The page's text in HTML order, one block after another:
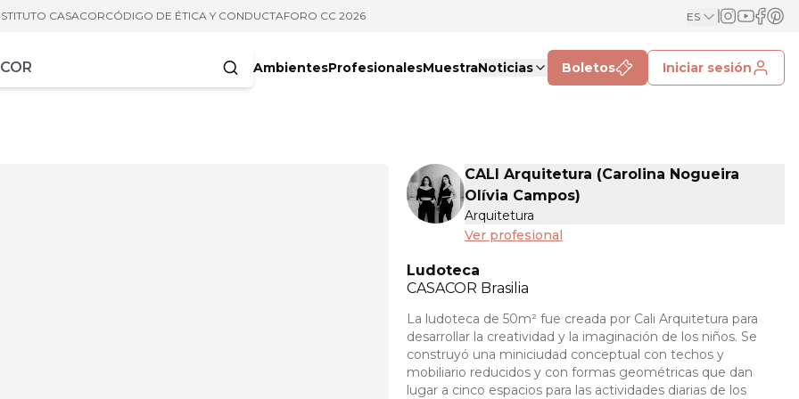
CASACORCÓDIGO DE ÉTICA Y CONDUCTAFORO CC 2026 ES
AmbientesProfesionalesMuestraNoticias Boletos Iniciar sesión
CALI Arquitetura (Carolina Nogueira
Olívia Campos)
Arquitetura
Ver profesional
Ludoteca
CASACOR Brasilia
La ludoteca de 50m² fue creada por Cali Arquitetura para
desarrollar la creatividad y la imaginación de los niños. Se
construyó una miniciudad conceptual con techos y
mobiliario reducidos y con formas geométricas que dan
lugar a cinco espacios para las actividades diarias de los